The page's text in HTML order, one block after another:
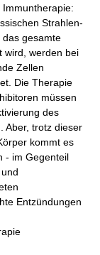
Immuntherapie:
Strahlen-
gesamte
wird, werden bei
Zellen
Die Therapie
müssen
des
Aber, trotz dieser
kommt es
- im Gegenteil
Entzündungen